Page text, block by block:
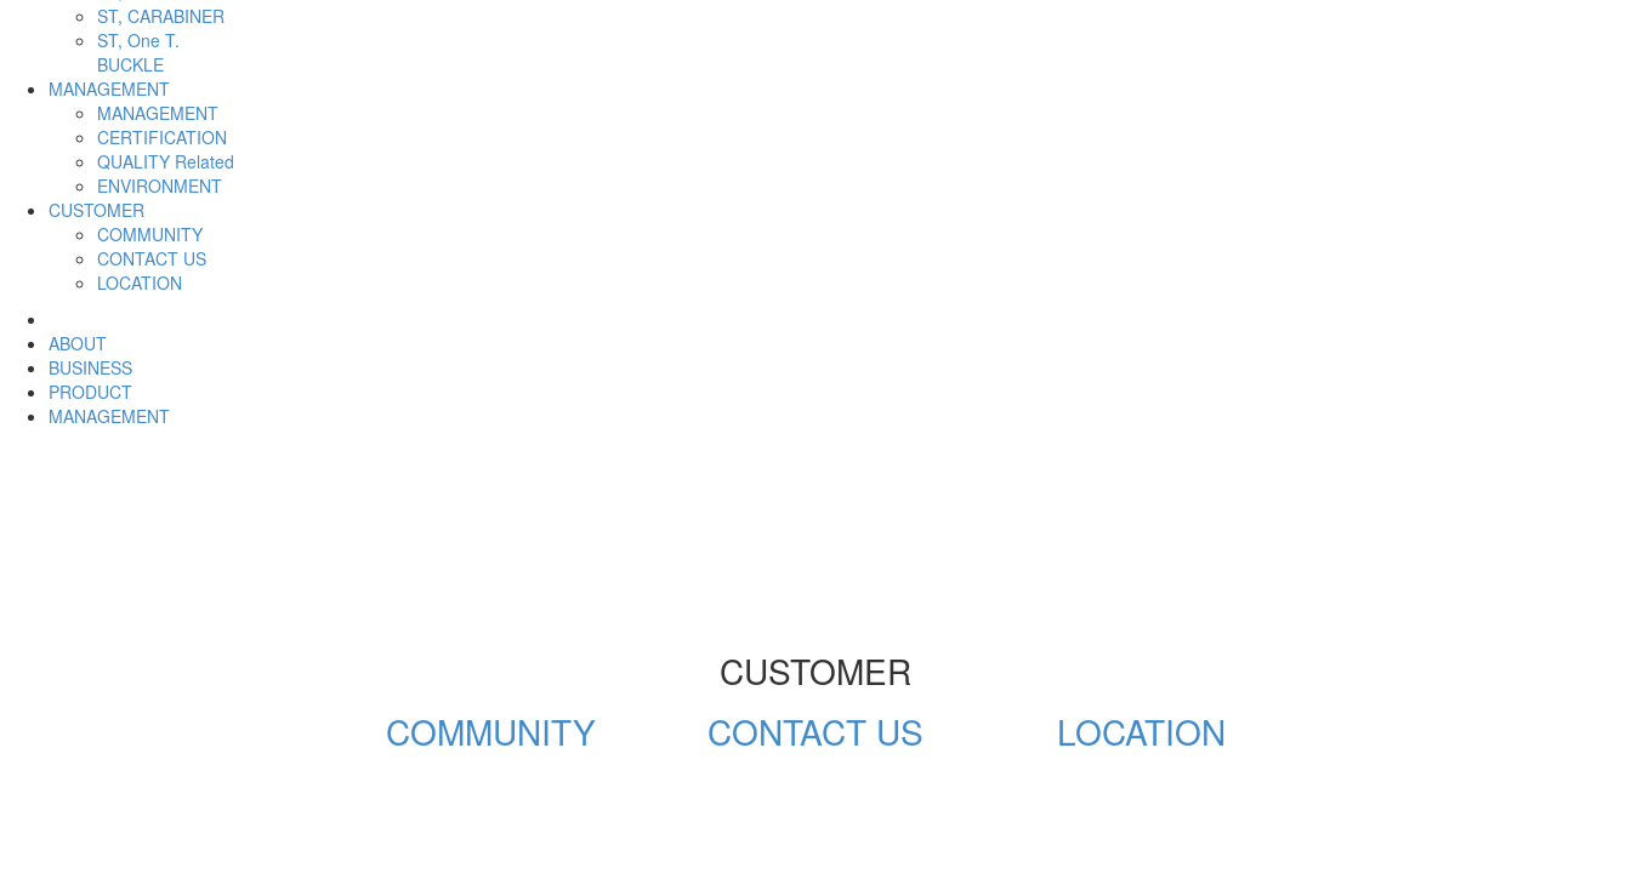
ST, CARABINER
ST, One T.
BUCKLE
MANAGEMENT
MANAGEMENT
CERTIFICATION
QUALITY Related
ENVIRONMENT
CUSTOMER
COMMUNITY
CONTACT US
LOCATION
ABOUT
BUSINESS
PRODUCT
MANAGEMENT
CUSTOMER
COMMUNITY
CONTACT US LOCATION